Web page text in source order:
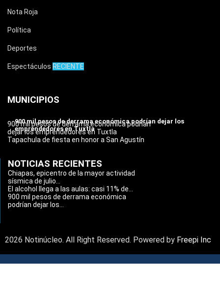
Nota Roja
Política
Deportes
Espectáculos RECIENTE
MUNICIPIOS
900 mil pesos de derrama económica podrían dejar los
emprendedores en Tuxtla
900 mil pesos de derrama económica podrían
dejar los emprendedores en Tuxtla
Tapachula de fiesta en honor a San Agustín
NOTICIAS RECIENTES
Chiapas, epicentro de la mayor actividad
sísmica de julio...
El alcohol llega a las aulas: casi 11% de...
900 mil pesos de derrama económica
podrían dejar los...
2026 Notinúcleo. All Right Reserved. Powered by Freepi Inc